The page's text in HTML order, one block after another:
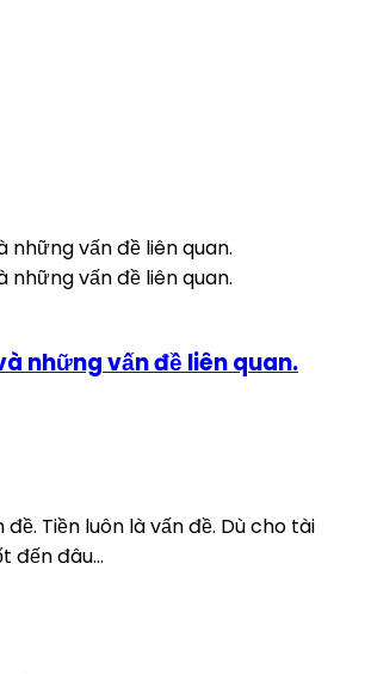
những vấn đề liên quan.
đề. Tiền luôn là vấn đề. Dù cho tài
đến đâu...